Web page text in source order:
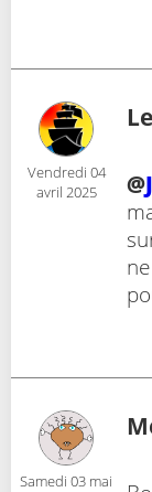
Vendredi 04
avril 2025
@
Samedi 03 mai